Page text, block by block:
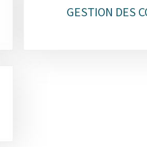
GESTION DES